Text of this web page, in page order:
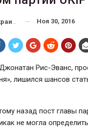
Ноя 30, 2016
Рис-Эванс,
лишился шансов
назад пост главы
не могла